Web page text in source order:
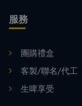
服務
團購禮盒
客製/聯名/代工
生啤享受